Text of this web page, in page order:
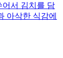
어서 김치를 담
아삭한 식감에